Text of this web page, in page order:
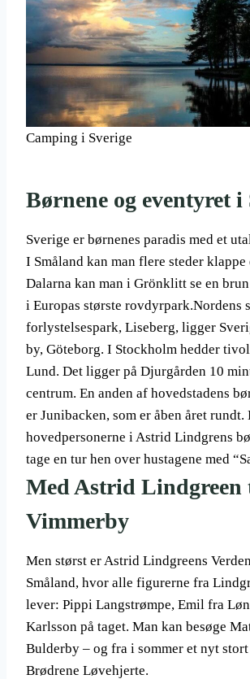
Camping i Sverige
Børnene og eventyret i
Sverige er børnenes paradis med et
I Småland kan man flere steder klappe
Dalarna kan man i Grönklitt se en
i Europas største rovdyrpark.Nordens
forlystelsespark, Liseberg, ligger
by, Göteborg. I Stockholm hedder
Lund. Det ligger på Djurgården 10
centrum. En anden af hovedstadens
er Junibacken, som er åben året rundt.
hovedpersonerne i Astrid Lindgrens
tage en tur hen over hustagene med
Med Astrid Lindgreen
Vimmerby
Men størst er Astrid Lindgreens
Småland, hvor alle figurerne fra
lever: Pippi Langstrømpe, Emil fra
Karlsson på taget. Man kan besøge
Bulderby – og fra i sommer et nyt
Brødrene Løvehjerte.